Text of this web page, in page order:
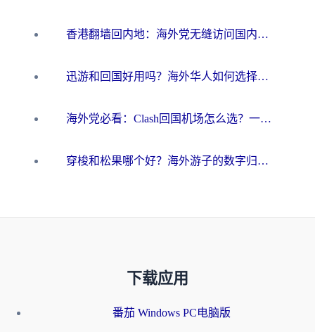
香港翻墙回内地：海外党无缝访问国内资源的加速器选择全攻略
迅游和回国好用吗？海外华人如何选择靠谱的回国加速器
海外党必看：Clash回国机场怎么选？一篇搞定无缝访问国内资源的全攻略
穿梭和松果哪个好？海外游子的数字归乡路，到底该怎么选
下载应用
番茄 Windows PC电脑版